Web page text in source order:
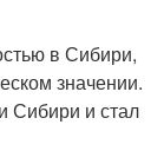
в Сибири,
значении.
Сибири и стал